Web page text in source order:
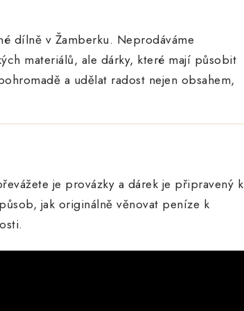
dílně v Žamberku. Neprodáváme
materiálů, ale dárky, které mají působit
a udělat radost nejen obsahem,
je provázky a dárek je připravený k
jak originálně věnovat peníze k